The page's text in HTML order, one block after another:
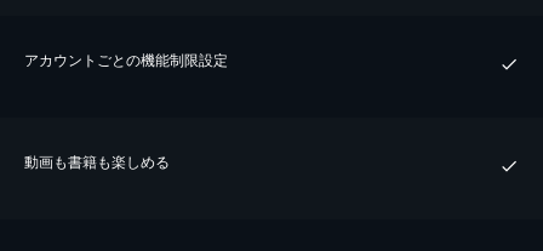
アカウントごとの機能制限設定
動画も書籍も楽しめる